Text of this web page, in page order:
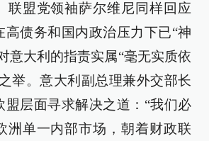
联盟党领袖萨尔维尼同样回应
高债务和国内政治压力下已“神
意大利的指责实属“毫无实质依
举。意大利副总理兼外交部长
盟层面寻求解决之道：“我们必
洲单一内部市场，朝着财政联